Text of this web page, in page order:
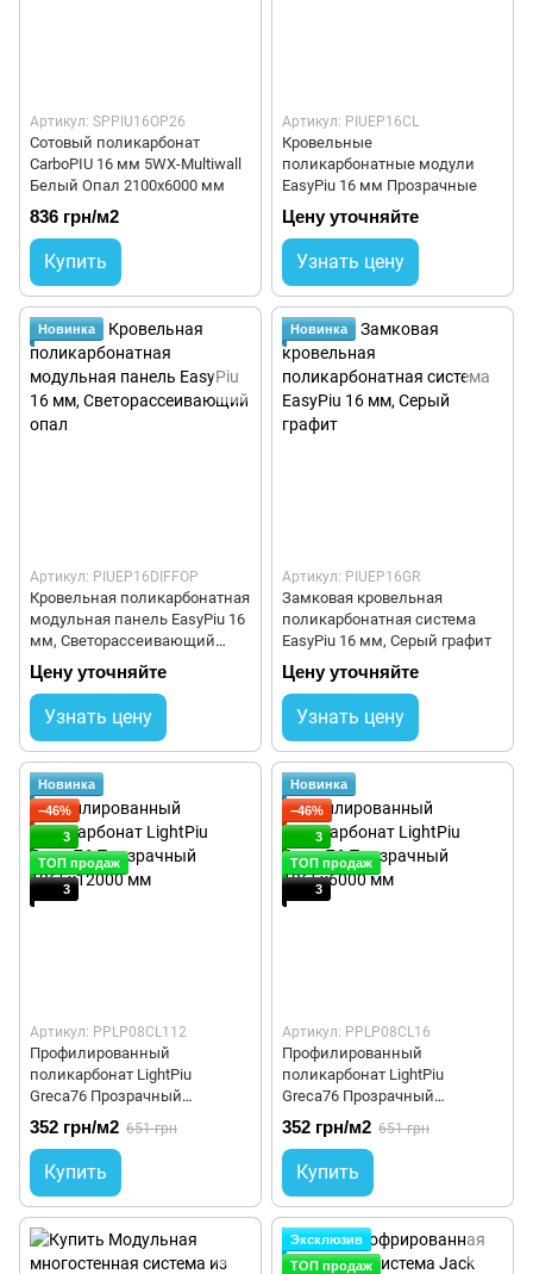
Артикул: SPPIU16OP26
Сотовый поликарбонат
CarboPIU 16 мм 5WX-Multiwall
Белый Опал 2100x6000 мм
836 грн/м2
Купить
Артикул: PIUEP16CL
Кровельные
поликарбонатные модули
EasyPiu 16 мм Прозрачные
Цену уточняйте
Узнать цену
Новинка
Артикул: PIUEP16DIFFOP
Кровельная поликарбонатная
модульная панель EasyPiu 16
мм, Светорассеивающий
опал
Цену уточняйте
Узнать цену
Новинка
Артикул: PIUEP16GR
Замковая кровельная
поликарбонатная система
EasyPiu 16 мм, Серый графит
Цену уточняйте
Узнать цену
Новинка
−46%
3
ТОП продаж
3
Артикул: PPLP08CL112
Профилированный
поликарбонат LightPiu
Greca76 Прозрачный
1265x12000 мм
352 грн/м2 651 грн
Купить
Новинка
−46%
3
ТОП продаж
3
Артикул: PPLP08CL16
Профилированный
поликарбонат LightPiu
Greca76 Прозрачный
1265x6000 мм
352 грн/м2 651 грн
Купить
Эксклюзив
ТОП продаж